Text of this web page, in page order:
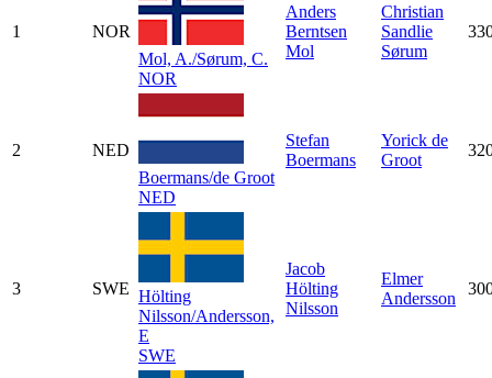
1
NOR
Mol, A./Sørum, C.
NOR
Anders
Berntsen
Mol
Christian
Sandlie
Sørum
2
NED
Boermans/de Groot
NED
Stefan
Boermans
Yorick de
Groot
3 SWE Hölting
Nilsson/Andersson,
E
SWE
Jacob
Hölting
Nilsson
Elmer
Andersson